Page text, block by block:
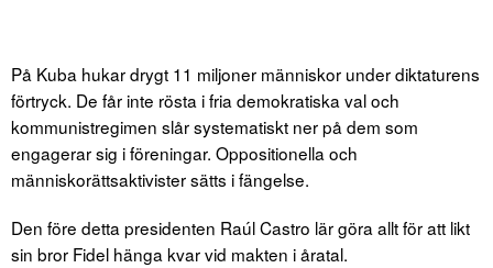
På Kuba hukar drygt 11 miljoner människor under diktaturens
förtryck. De får inte rösta i fria demokratiska val och
kommunistregimen slår systematiskt ner på dem som
engagerar sig i föreningar. Oppositionella och
människorättsaktivister sätts i fängelse.
Den före detta presidenten Raúl Castro lär göra allt för att likt
sin bror Fidel hänga kvar vid makten i åratal.